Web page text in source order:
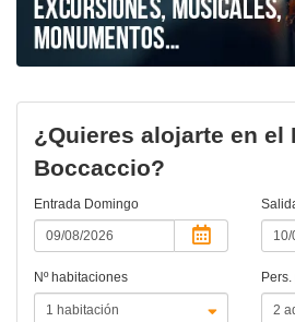
¿Quieres alojarte en el
Boccaccio?
Entrada Domingo
Nº habitaciones